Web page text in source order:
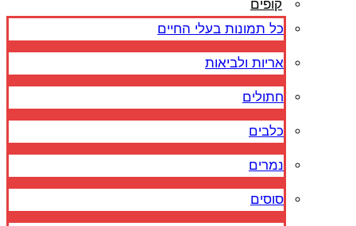
קופים
כל תמונות בעלי החיים
אריות ולביאות
חתולים
כלבים
נמרים
סוסים